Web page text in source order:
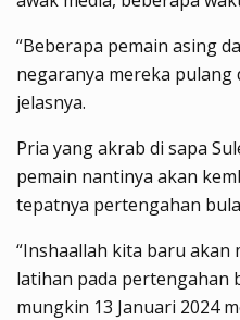
“Beberapa pemain asing
negaranya mereka pulang
jelasnya.
Pria yang akrab di sapa
pemain nantinya akan
tepatnya pertengahan
“Inshaallah kita baru akan
latihan pada pertengahan
mungkin 13 Januari 2024